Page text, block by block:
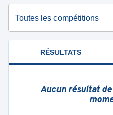
Toutes les compétitions
RÉSULTATS
Aucun résultat